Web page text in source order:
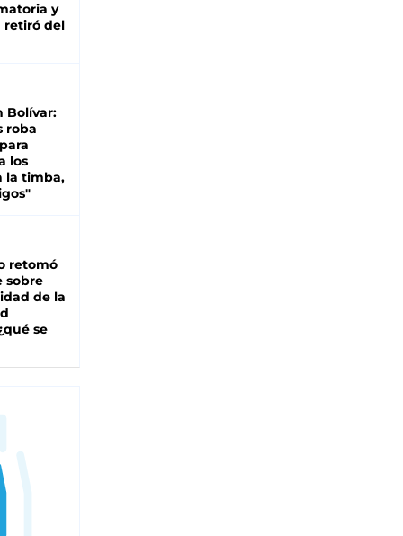
y
retiró del
Bolívar:
roba
los
la timba,
retomó
sobre
de la
se